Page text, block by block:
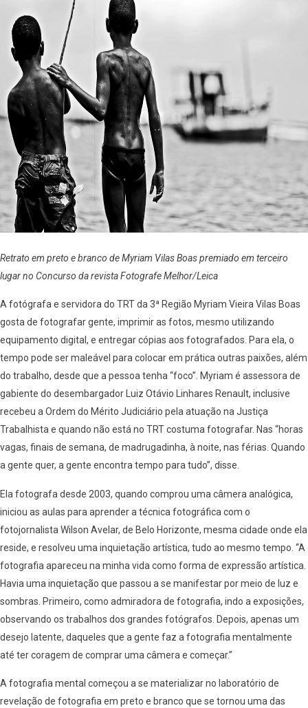
Retrato em preto e branco de Myriam Vilas Boas premiado em terceiro
lugar no Concurso da revista Fotografe Melhor/Leica
A fotógrafa e servidora do TRT da 3ª Região Myriam Vieira Vilas Boas
gosta de fotografar gente, imprimir as fotos, mesmo utilizando
equipamento digital, e entregar cópias aos fotografados. Para ela, o
tempo pode ser maleável para colocar em prática outras paixões, além
do trabalho, desde que a pessoa tenha “foco”. Myriam é assessora de
gabiente do desembargador Luiz Otávio Linhares Renault, inclusive
recebeu a Ordem do Mérito Judiciário pela atuação na Justiça
Trabalhista e quando não está no TRT costuma fotografar. Nas “horas
vagas, finais de semana, de madrugadinha, à noite, nas férias. Quando
a gente quer, a gente encontra tempo para tudo”, disse.
Ela fotografa desde 2003, quando comprou uma câmera analógica,
iniciou as aulas para aprender a técnica fotográfica com o
fotojornalista Wilson Avelar, de Belo Horizonte, mesma cidade onde ela
reside, e resolveu uma inquietação artística, tudo ao mesmo tempo. “A
fotografia apareceu na minha vida como forma de expressão artística.
Havia uma inquietação que passou a se manifestar por meio de luz e
sombras. Primeiro, como admiradora de fotografia, indo a exposições,
observando os trabalhos dos grandes fotógrafos. Depois, apenas um
desejo latente, daqueles que a gente faz a fotografia mentalmente
até ter coragem de comprar uma câmera e começar.”
A fotografia mental começou a se materializar no laboratório de
revelação de fotografia em preto e branco que se tornou uma das